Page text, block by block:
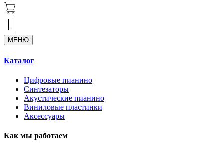
МЕНЮ
Каталог
Цифровые пианино
Синтезаторы
Акустические пианино
Виниловые пластинки
Аксессуары
Как мы работаем